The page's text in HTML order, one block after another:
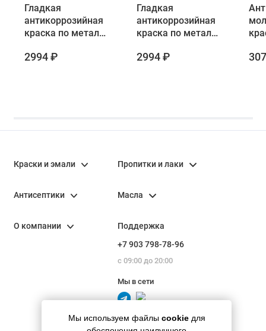
Гладкая
антикоррозийная
краска по металлу
цвет черный RAL
2994 ₽
Гладкая
антикоррозийная
краска по металлу
цвет матовая
2994 ₽
Мы используем файлы cookie для
Краски и эмали Пропитки и лаки
Антисептики Масла
О компании
Поддержка
+7 903 798-78-96
с 09:00 до 20:00
Мы в сети